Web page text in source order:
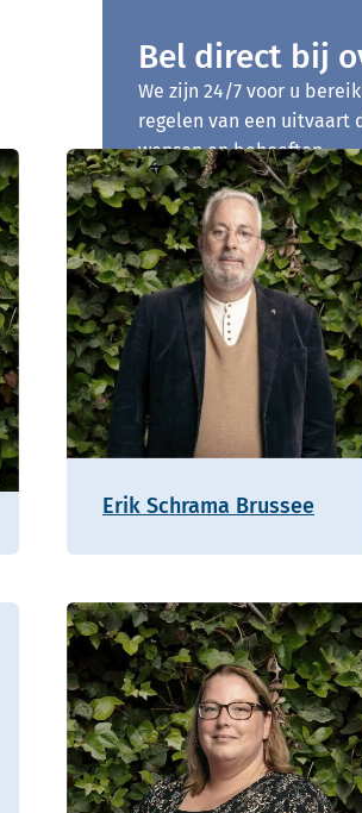
Bel direct bij
We zijn 24/7 voor u
regelen van een uitvaart
wensen en behoeften.
0186 - 898 190
Erik Schrama Brussee